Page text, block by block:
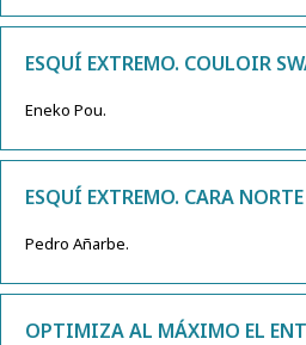
ESQUÍ EXTREMO. COULOIR
Eneko Pou.
ESQUÍ EXTREMO. CARA NORTE
Pedro Añarbe.
OPTIMIZA AL MÁXIMO EL